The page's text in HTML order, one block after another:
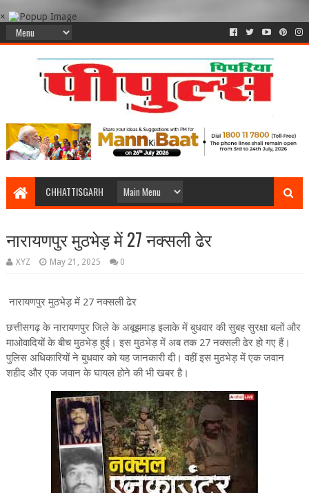
×
CHHATTISGARH
नारायणपुर मुठभेड़ में 27 नक्सली ढेर
XYZ May 21, 2025 0
नारायणपुर मुठभेड़ में 27 नक्सली ढेर
छत्तीसगढ़ के नारायणपुर जिले के अबूझमाड़ इलाके में बुधवार की सुबह सुरक्षा बलों और
माओवादियों के बीच मुठभेड़ हुई। इस मुठभेड़ में अब तक 27 नक्सली ढेर हो गए हैं।
पुलिस अधिकारियों ने बुधवार को यह जानकारी दी। वहीं इस मुठभेड़ में एक जवान
शहीद और एक जवान के घायल होने की भी खबर है।